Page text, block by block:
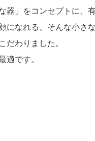
器」をコンセプトに、
になれる、そんな小さ
だわりました。
適です。